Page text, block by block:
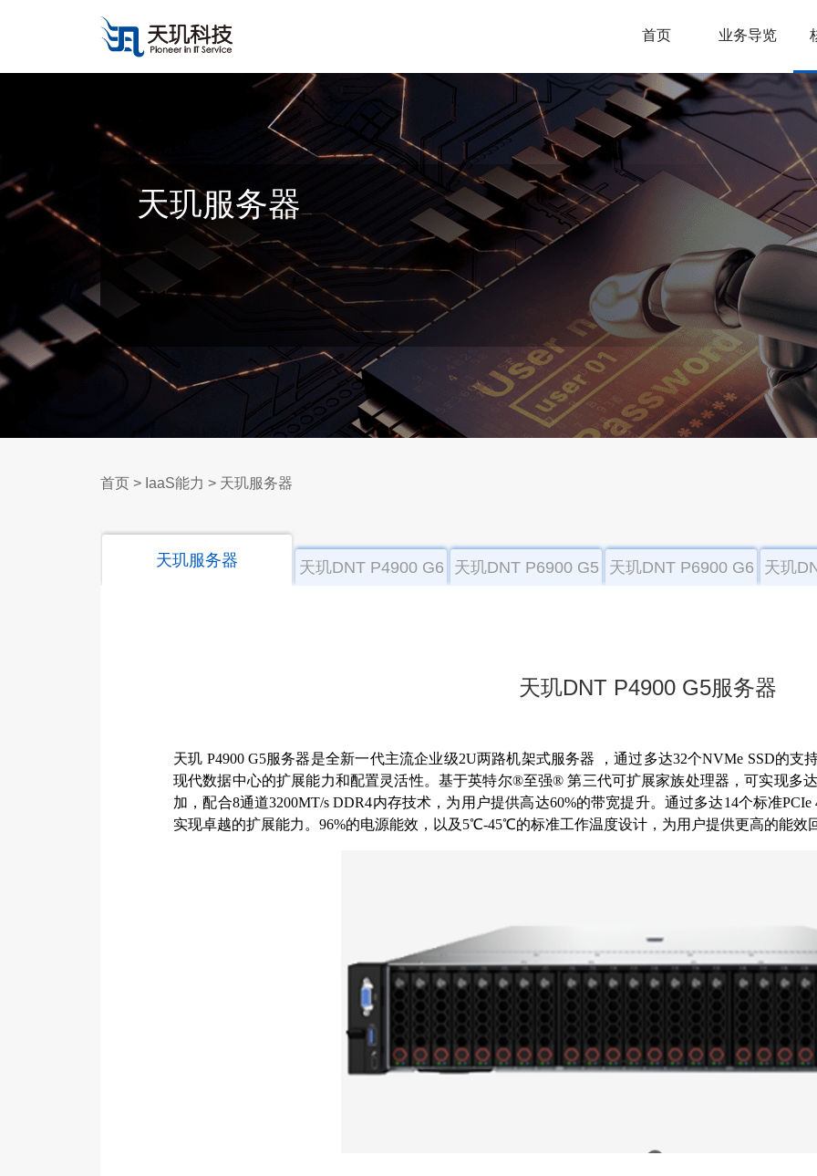
首页 业务导览
天玑服务器
首页 > IaaS能力 > 天玑服务器
天玑服务器
天玑DNT P4900 G6
天玑DNT P6900 G5
天玑DNT P6900 G6
天玑
天玑DNT P4900 G5服务器
天玑 P4900 G5服务器是全新一代主流企业级2U两路机架式服务器 ，通过多达32个NVMe SSD的支
现代数据中心的扩展能力和配置灵活性。基于英特尔®至强® 第三代可扩展家族处理器，可实现多
加，配合8通道3200MT/s DDR4内存技术，为用户提供高达60%的带宽提升。通过多达14个标准
实现卓越的扩展能力。96%的电源能效，以及5℃-45℃的标准工作温度设计，为用户提供更高的能效